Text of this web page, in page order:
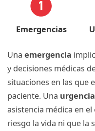
Emergencias
Una emergencia
y decisiones médicas
situaciones en las que
paciente. Una urgencia
asistencia médica en
riesgo la vida ni que la